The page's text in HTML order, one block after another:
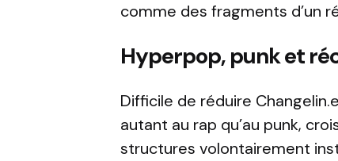
comme des fragments d’un
Hyperpop, punk et
Difficile de réduire
autant au rap qu’au punk,
structures volontairement